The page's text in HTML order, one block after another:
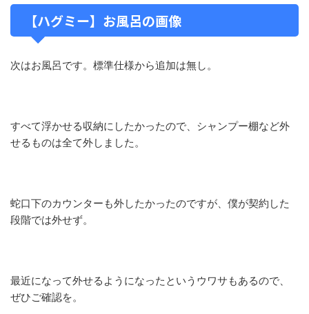
【ハグミー】お風呂の画像
次はお風呂です。標準仕様から追加は無し。
すべて浮かせる収納にしたかったので、シャンプー棚など外
せるものは全て外しました。
蛇口下のカウンターも外したかったのですが、僕が契約した
段階では外せず。
最近になって外せるようになったというウワサもあるので、
ぜひご確認を。